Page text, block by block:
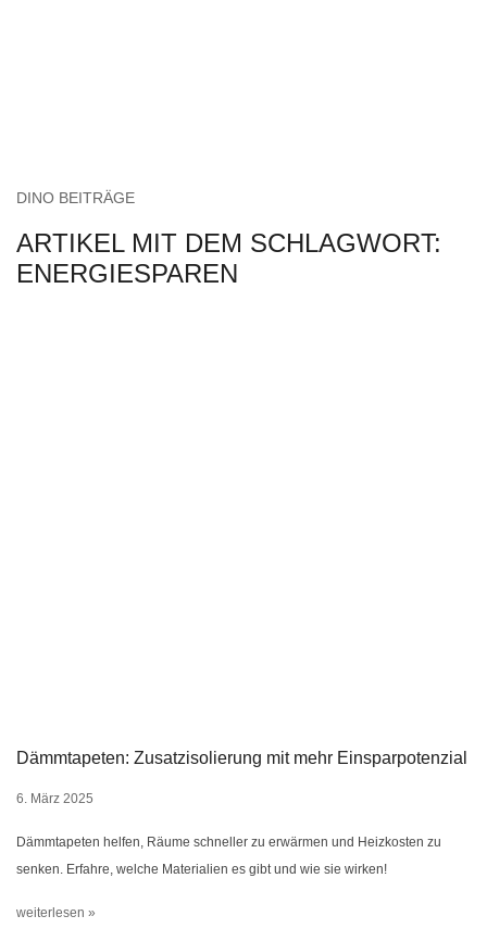
DINO BEITRÄGE
ARTIKEL MIT DEM SCHLAGWORT:
ENERGIESPAREN
Dämmtapeten: Zusatzisolierung mit mehr Einsparpotenzial
6. März 2025
Dämmtapeten helfen, Räume schneller zu erwärmen und Heizkosten zu
senken. Erfahre, welche Materialien es gibt und wie sie wirken!
weiterlesen »